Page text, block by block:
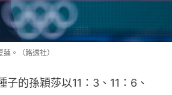
。（路透社）
子的孫穎莎以11：3、11：6、